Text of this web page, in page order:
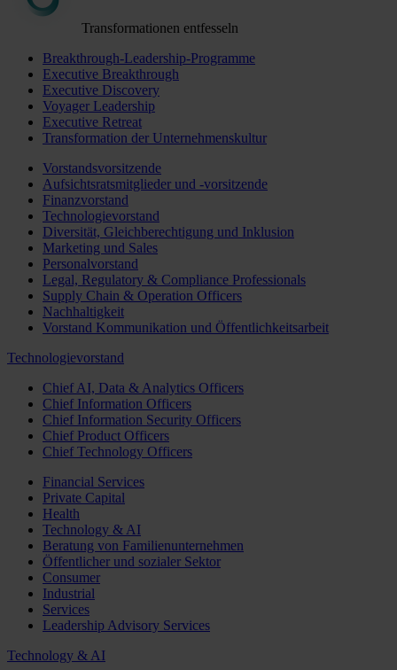
Transformationen entfesseln
Breakthrough-Leadership-Programme
Executive Breakthrough
Executive Discovery
Voyager Leadership
Executive Retreat
Transformation der Unternehmenskultur
Vorstandsvorsitzende
Aufsichtsratsmitglieder und -vorsitzende
Finanzvorstand
Technologievorstand
Diversität, Gleichberechtigung und Inklusion
Marketing und Sales
Personalvorstand
Legal, Regulatory & Compliance Professionals
Supply Chain & Operation Officers
Nachhaltigkeit
Vorstand Kommunikation und Öffentlichkeitsarbeit
Technologievorstand
Chief AI, Data & Analytics Officers
Chief Information Officers
Chief Information Security Officers
Chief Product Officers
Chief Technology Officers
Financial Services
Private Capital
Health
Technology & AI
Beratung von Familienunternehmen
Öffentlicher und sozialer Sektor
Consumer
Industrial
Services
Leadership Advisory Services
Technology & AI